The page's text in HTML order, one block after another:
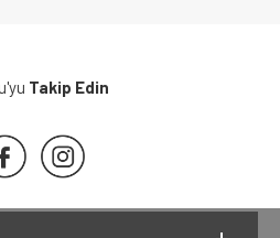
Takip Edin